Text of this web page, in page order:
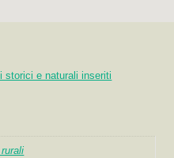
storici e naturali inseriti